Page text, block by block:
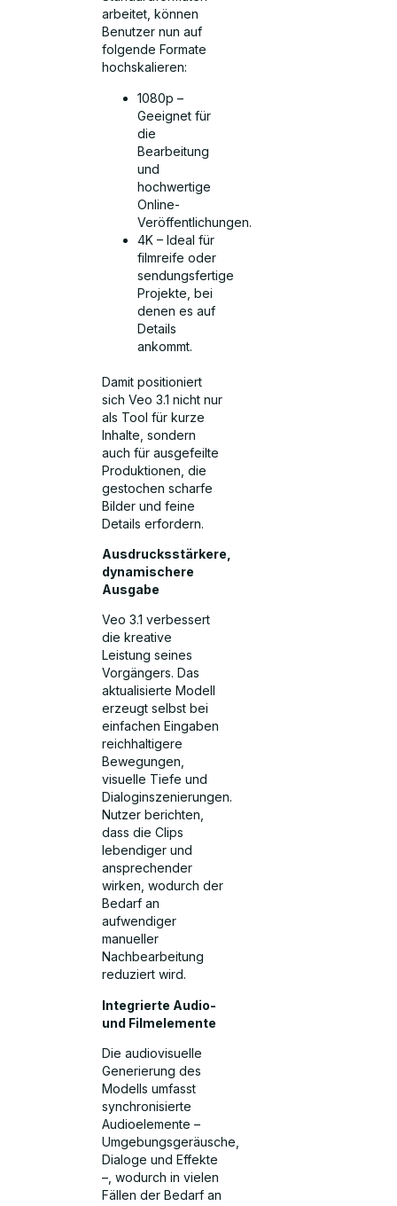
arbeitet, können
Benutzer nun auf
folgende Formate
hochskalieren:
1080p –
Geeignet für
die
Bearbeitung
und
hochwertige
Online-
Veröffentlichungen.
4K – Ideal für
filmreife oder
sendungsfertige
Projekte, bei
denen es auf
Details
ankommt.
Damit positioniert
sich Veo 3.1 nicht nur
als Tool für kurze
Inhalte, sondern
auch für ausgefeilte
Produktionen, die
gestochen scharfe
Bilder und feine
Details erfordern.
Ausdrucksstärkere,
dynamischere
Ausgabe
Veo 3.1 verbessert
die kreative
Leistung seines
Vorgängers. Das
aktualisierte Modell
erzeugt selbst bei
einfachen Eingaben
reichhaltigere
Bewegungen,
visuelle Tiefe und
Dialoginszenierungen.
Nutzer berichten,
dass die Clips
lebendiger und
ansprechender
wirken, wodurch der
Bedarf an
aufwendiger
manueller
Nachbearbeitung
reduziert wird.
Integrierte Audio-
und Filmelemente
Die audiovisuelle
Generierung des
Modells umfasst
synchronisierte
Audioelemente –
Umgebungsgeräusche,
Dialoge und Effekte
–, wodurch in vielen
Fällen der Bedarf an